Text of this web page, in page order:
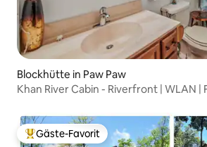
Blockhütte in Paw Paw
Khan River Cabin - Riverfront | WLAN |
Beliebter Gäste-Favorit.
Gäste-Favorit